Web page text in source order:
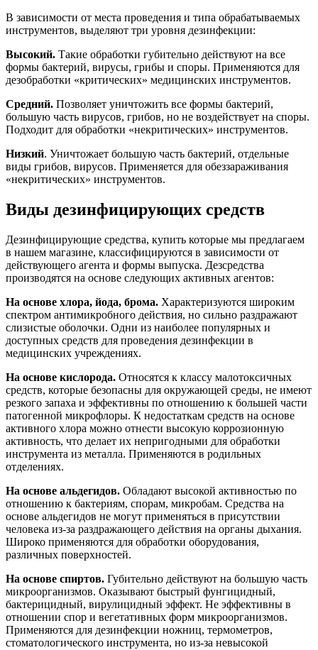
В зависимости от места проведения и типа обрабатываемых
инструментов, выделяют три уровня дезинфекции:
Высокий. Такие обработки губительно действуют на все
формы бактерий, вирусы, грибы и споры. Применяются для
дезобработки «критических» медицинских инструментов.
Средний. Позволяет уничтожить все формы бактерий,
большую часть вирусов, грибов, но не воздействует на споры.
Подходит для обработки «некритических» инструментов.
Низкий. Уничтожает большую часть бактерий, отдельные
виды грибов, вирусов. Применяется для обеззараживания
«некритических» инструментов.
Виды дезинфицирующих средств
Дезинфицирующие средства, купить которые мы предлагаем
в нашем магазине, классифицируются в зависимости от
действующего агента и формы выпуска. Дезсредства
производятся на основе следующих активных агентов:
На основе хлора, йода, брома. Характеризуются широким
спектром антимикробного действия, но сильно раздражают
слизистые оболочки. Одни из наиболее популярных и
доступных средств для проведения дезинфекции в
медицинских учреждениях.
На основе кислорода. Относятся к классу малотоксичных
средств, которые безопасны для окружающей среды, не имеют
резкого запаха и эффективны по отношению к большей части
патогенной микрофлоры. К недостаткам средств на основе
активного хлора можно отнести высокую коррозионную
активность, что делает их непригодными для обработки
инструмента из металла. Применяются в родильных
отделениях.
На основе альдегидов. Обладают высокой активностью по
отношению к бактериям, спорам, микробам. Средства на
основе альдегидов не могут применяться в присутствии
человека из-за раздражающего действия на органы дыхания.
Широко применяются для обработки оборудования,
различных поверхностей.
На основе спиртов. Губительно действуют на большую часть
микроорганизмов. Оказывают быстрый фунгицидный,
бактерицидный, вирулицидный эффект. Не эффективны в
отношении спор и вегетативных форм микроорганизмов.
Применяются для дезинфекции ножниц, термометров,
стоматологического инструмента, но из-за невысокой